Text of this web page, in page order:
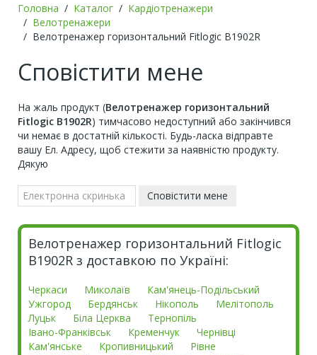
Головна Каталог
Кардіотренажери
Велотренажери
Велотренажер горизонтальний Fitlogic B1902R
Сповістити мене
На жаль продукт (Велотренажер горизонтальний
Fitlogic B1902R) тимчасово недоступний або закінчився
чи немає в достатній кількості. Будь-ласка відправте
вашу Ел. Адресу, щоб стежити за наявністю продукту.
Дякую
Велотренажер горизонтальний Fitlogic
B1902R з доставкою по Україні:
Черкаси Миколаїв
Кам'янець-Подільський
Ужгород
Бердянськ Нікополь
Мелітополь
Луцьк
Біла Церква
Тернопіль
Івано-Франківськ
Кременчук
Чернівці
Кам'янське
Кропивницький
Рівне